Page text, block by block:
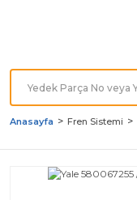
Anasayfa Fren Sistemi